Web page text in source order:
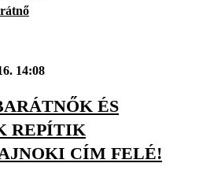
14:08
ÉS
REPÍTIK
CÍM FELÉ!